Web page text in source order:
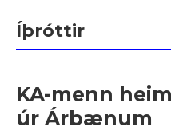
Íþróttir
KA-menn
úr Árbænum